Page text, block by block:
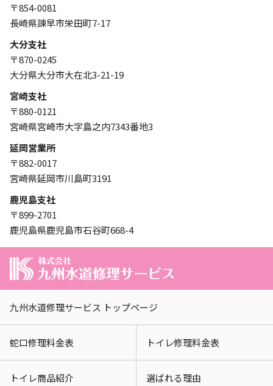
〒854-0081
長崎県諫早市栄田町7-17
大分支社
〒870-0245
大分県大分市大在北3-21-19
宮崎支社
〒880-0121
宮崎県宮崎市大字島之内7343番地3
延岡営業所
〒882-0017
宮崎県延岡市川島町3191
鹿児島支社
〒899-2701
鹿児島県鹿児島市石谷町668-4
九州水道修理サービス トップページ
蛇口修理料金表 トイレ修理料金表
トイレ商品紹介 選ばれる理由